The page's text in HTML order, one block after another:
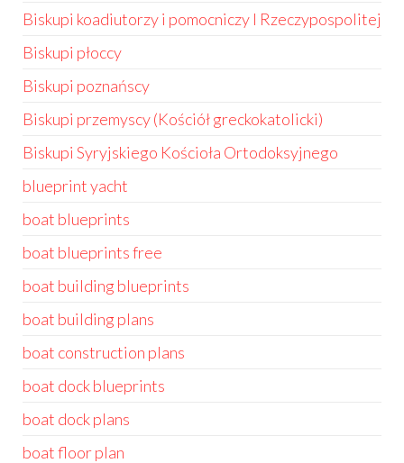
Biskupi koadiutorzy i pomocniczy I Rzeczypospolitej
Biskupi płoccy
Biskupi poznańscy
Biskupi przemyscy (Kościół greckokatolicki)
Biskupi Syryjskiego Kościoła Ortodoksyjnego
blueprint yacht
boat blueprints
boat blueprints free
boat building blueprints
boat building plans
boat construction plans
boat dock blueprints
boat dock plans
boat floor plan